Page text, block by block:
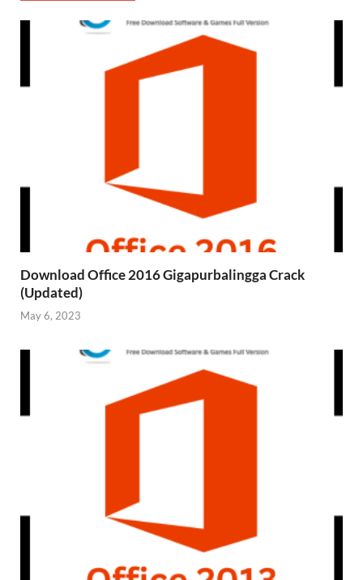
Download Office 2016 Gigapurbalingga Crack
(Updated)
May 6, 2023